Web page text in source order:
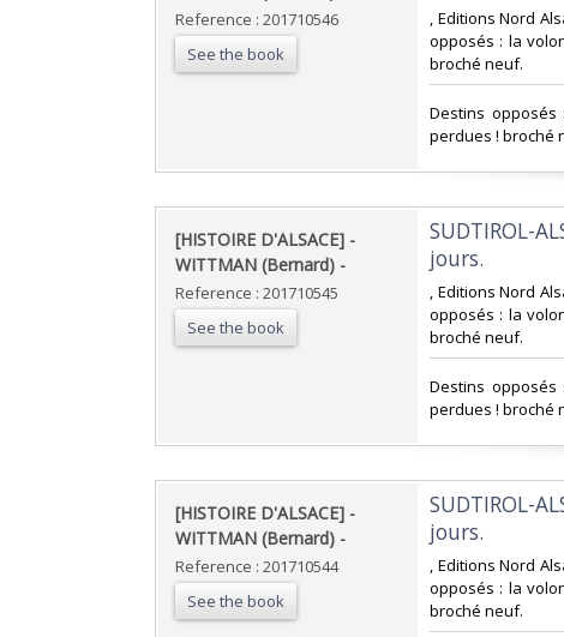
Reference : 201710546
See the book
‎, Editions Nord
opposés : la
broché neuf.‎
‎Destins
perdues ! broché
‎[HISTOIRE D'ALSACE] -
WITTMAN (Bernard) - ‎
Reference : 201710545
See the book
‎SUDTIROL-
jours. ‎
‎, Editions Nord
opposés : la
broché neuf.‎
‎Destins
perdues ! broché
‎[HISTOIRE D'ALSACE] -
WITTMAN (Bernard) - ‎
Reference : 201710544
See the book
‎SUDTIROL-
jours. ‎
‎, Editions Nord
opposés : la
broché neuf.‎